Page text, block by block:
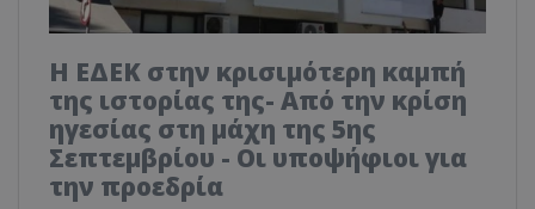
Η ΕΔΕΚ στην κρισιμότερη καμπή
της ιστορίας της- Από την κρίση
ηγεσίας στη μάχη της 5ης
Σεπτεμβρίου - Οι υποψήφιοι για
την προεδρία